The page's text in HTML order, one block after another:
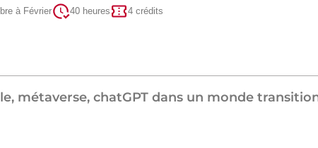
à Février 40 heures 4 crédits
métaverse, chatGPT dans un monde